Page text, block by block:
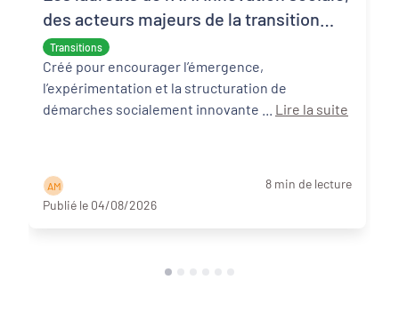
Transitions
des acteurs majeurs de la transition
écologique et sociale
Créé pour encourager l’émergence,
l’expérimentation et la structuration de
Lire la suite
A M
8 min de lecture
Publié le 04/08/2026